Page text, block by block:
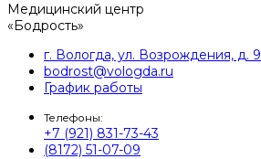
Медицинский центр
«Бодрость»
г. Вологда, ул. Возрождения, д. 9
bodrost@vologda.ru
График работы
Телефоны:
+7 (921) 831-73-43
(8172) 51-07-09